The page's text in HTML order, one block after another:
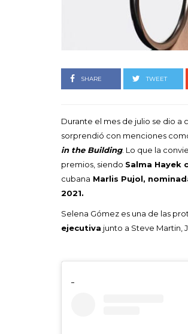
SHARE TWEET
Durante el mes de julio se dio a
sorprendió con menciones
in the Building. Lo que la
premios, siendo Salma Hayek
cubana Marlis Pujol,
2021.
Selena Gómez es una de las
ejecutiva junto a Steve Martin,